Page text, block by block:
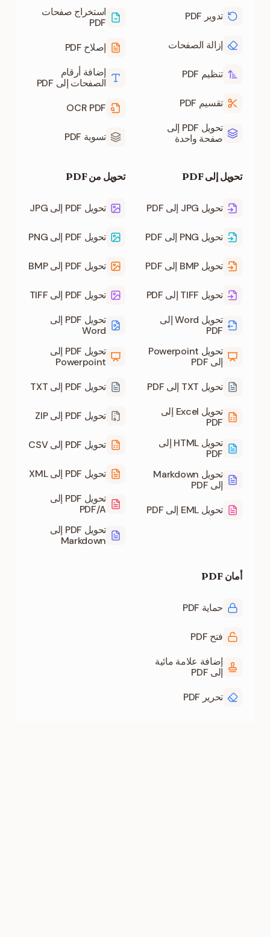
تدوير PDF
إزالة الصفحات
تنظيم PDF
تقسيم PDF
تحويل PDF إلى
صفحة واحدة
استخراج صفحات
PDF
إصلاح PDF
إضافة أرقام
الصفحات إلى PDF
OCR PDF
تسوية PDF
تحويل إلى PDF
تحويل JPG إلى PDF
تحويل PNG إلى PDF
تحويل BMP إلى PDF
تحويل TIFF إلى PDF
تحويل Word إلى
PDF
تحويل Powerpoint
إلى PDF
تحويل TXT إلى PDF
تحويل Excel إلى
PDF
تحويل HTML إلى
PDF
تحويل Markdown
إلى PDF
تحويل EML إلى PDF
تحويل من PDF
تحويل PDF إلى JPG
تحويل PDF إلى PNG
تحويل PDF إلى BMP
تحويل PDF إلى TIFF
تحويل PDF إلى
Word
تحويل PDF إلى
Powerpoint
تحويل PDF إلى TXT
تحويل PDF إلى ZIP
تحويل PDF إلى CSV
تحويل PDF إلى XML
تحويل PDF إلى
PDF/A
تحويل PDF إلى
Markdown
أمان PDF
حماية PDF
فتح PDF
إضافة علامة مائية
إلى PDF
تحرير PDF